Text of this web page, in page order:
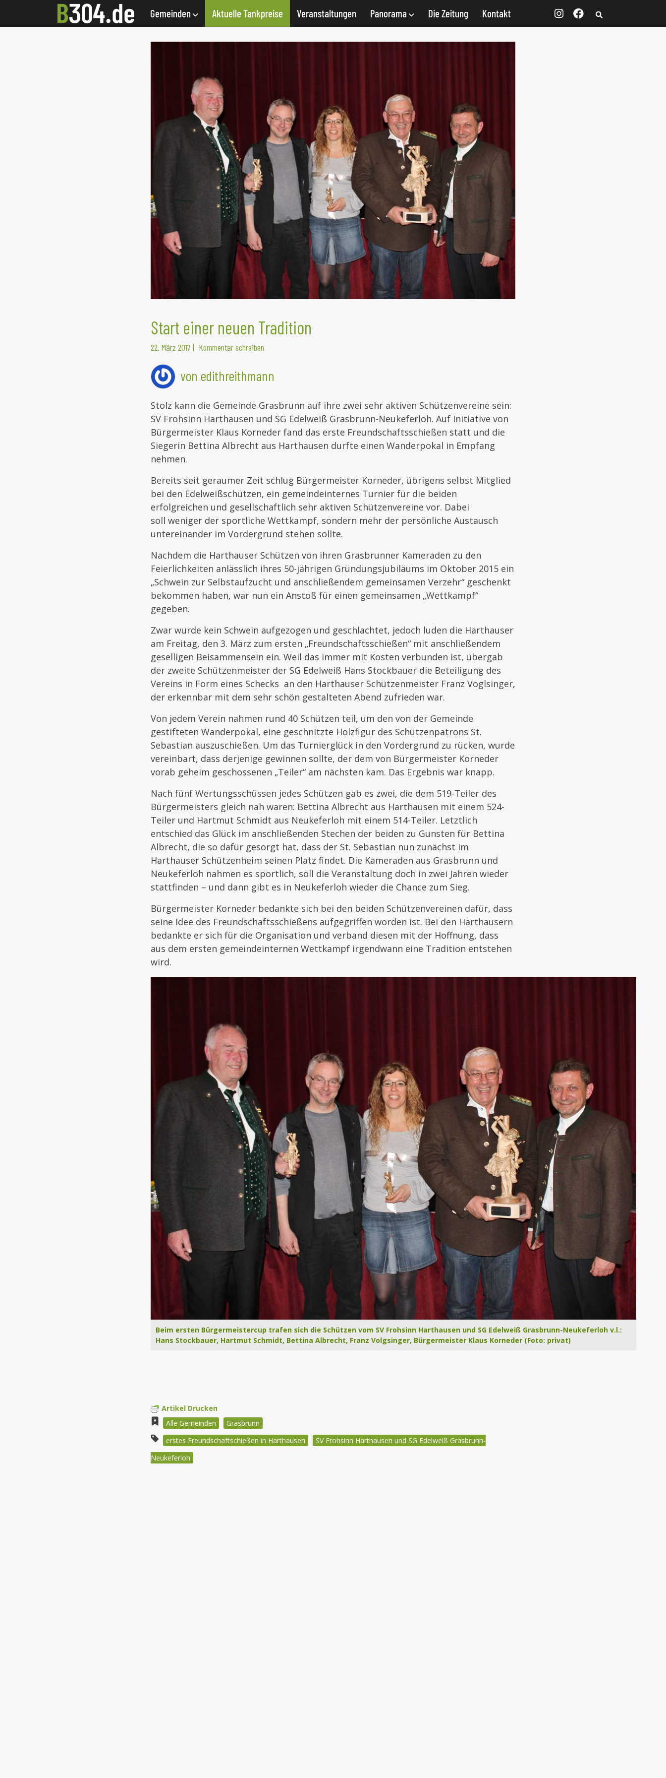
Gemeinden Aktuelle Tankpreise Veranstaltungen Panorama Die Zeitung Kontakt
Start einer neuen Tradition
22. März 2017 | Kommentar schreiben
von edithreithmann
Stolz kann die Gemeinde Grasbrunn auf ihre zwei sehr aktiven Schützenvereine sein:
SV Frohsinn Harthausen und SG Edelweiß Grasbrunn-Neukeferloh. Auf Initiative von
Bürgermeister Klaus Korneder fand das erste Freundschaftsschießen statt und die
Siegerin Bettina Albrecht aus Harthausen durfte einen Wanderpokal in Empfang
nehmen.
Bereits seit geraumer Zeit schlug Bürgermeister Korneder, übrigens selbst Mitglied
bei den Edelweißschützen, ein gemeindeinternes Turnier für die beiden
erfolgreichen und gesellschaftlich sehr aktiven Schützenvereine vor. Dabei
soll weniger der sportliche Wettkampf, sondern mehr der persönliche Austausch
untereinander im Vordergrund stehen sollte.
Nachdem die Harthauser Schützen von ihren Grasbrunner Kameraden zu den
Feierlichkeiten anlässlich ihres 50-jährigen Gründungsjubiläums im Oktober 2015 ein
„Schwein zur Selbstaufzucht und anschließendem gemeinsamen Verzehr“ geschenkt
bekommen haben, war nun ein Anstoß für einen gemeinsamen „Wettkampf“
gegeben.
Zwar wurde kein Schwein aufgezogen und geschlachtet, jedoch luden die Harthauser
am Freitag, den 3. März zum ersten „Freundschaftsschießen“ mit anschließendem
geselligen Beisammensein ein. Weil das immer mit Kosten verbunden ist, übergab
der zweite Schützenmeister der SG Edelweiß Hans Stockbauer die Beteiligung des
Vereins in Form eines Schecks an den Harthauser Schützenmeister Franz Voglsinger,
der erkennbar mit dem sehr schön gestalteten Abend zufrieden war.
Von jedem Verein nahmen rund 40 Schützen teil, um den von der Gemeinde
gestifteten Wanderpokal, eine geschnitzte Holzfigur des Schützenpatrons St.
Sebastian auszuschießen. Um das Turnierglück in den Vordergrund zu rücken, wurde
vereinbart, dass derjenige gewinnen sollte, der dem von Bürgermeister Korneder
vorab geheim geschossenen „Teiler“ am nächsten kam. Das Ergebnis war knapp.
Nach fünf Wertungsschüssen jedes Schützen gab es zwei, die dem 519-Teiler des
Bürgermeisters gleich nah waren: Bettina Albrecht aus Harthausen mit einem 524-
Teiler und Hartmut Schmidt aus Neukeferloh mit einem 514-Teiler. Letztlich
entschied das Glück im anschließenden Stechen der beiden zu Gunsten für Bettina
Albrecht, die so dafür gesorgt hat, dass der St. Sebastian nun zunächst im
Harthauser Schützenheim seinen Platz findet. Die Kameraden aus Grasbrunn und
Neukeferloh nahmen es sportlich, soll die Veranstaltung doch in zwei Jahren wieder
stattfinden – und dann gibt es in Neukeferloh wieder die Chance zum Sieg.
Bürgermeister Korneder bedankte sich bei den beiden Schützenvereinen dafür, dass
seine Idee des Freundschaftsschießens aufgegriffen worden ist. Bei den Harthausern
bedankte er sich für die Organisation und verband diesen mit der Hoffnung, dass
aus dem ersten gemeindeinternen Wettkampf irgendwann eine Tradition entstehen
wird.
Beim ersten Bürgermeistercup trafen sich die Schützen vom SV Frohsinn Harthausen und SG Edelweiß Grasbrunn-Neukeferloh v.l.:
Hans Stockbauer, Hartmut Schmidt, Bettina Albrecht, Franz Volgsinger, Bürgermeister Klaus Korneder (Foto: privat)
Artikel Drucken
Alle Gemeinden
Grasbrunn
erstes Freundschaftschießen in Harthausen
SV Frohsinn Harthausen und SG Edelweiß Grasbrunn-
Neukeferloh